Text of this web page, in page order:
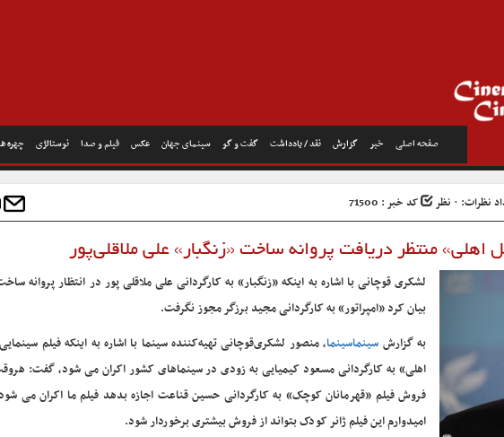
صفحه اصلی خبر گزارش نقد / یادداشت گفت و گو سینمای جهان عکس فیلم و صدا نوستالژی چهره
نظرات: ۰ نظر کد خبر : 71500
اهلی» منتظر دریافت پروانه ساخت «زنگبار» علی ملاقلی‌پور
لشکری قوچانی با اشاره به اینکه «زنگبار» به کارگردانی علی ملاقلی پور در انتظار پروانه
بیان کرد «امپراتور» به کارگردانی مجید برزگر مجوز نگرفت.
به گزارش سینماسینما، منصور لشکری‌قوچانی تهیه‌کننده سینما با اشاره به اینکه فیلم
اهلی» به کارگردانی مسعود کیمیایی به زودی در سینماهای کشور اکران می شود، گفت:
فروش فیلم «قهرمانان کوچک» به کارگردانی حسین قناعت اجازه بدهد فیلم ما اکران می
امیدوارم این فیلم ژانر کودک بتواند از فروش بیشتری برخوردار شود.